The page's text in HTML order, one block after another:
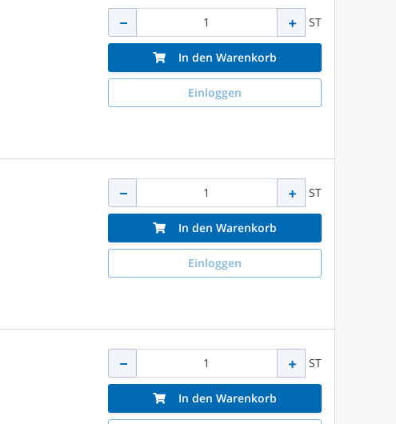
ST
In den Warenkorb
Einloggen
ST
In den Warenkorb
Einloggen
ST
In den Warenkorb